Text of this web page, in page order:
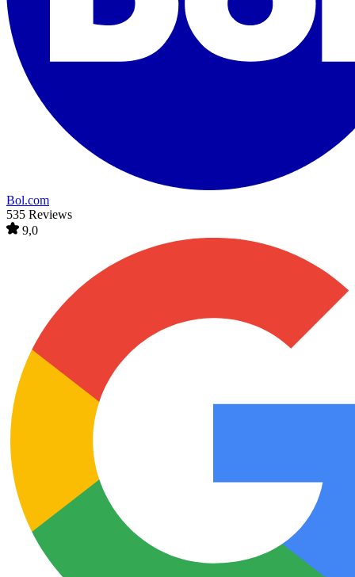
Bol.com
535 Reviews
9,0